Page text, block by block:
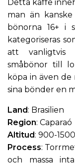
Detta kaffe
man än
bönorna 16+ i
kategoriseras
att vanligtvis
småbönor till
köpa in även
sina bönder en
Land : Brasilien
Region: Caparaó
Altitud : 900-
Process:
och massa